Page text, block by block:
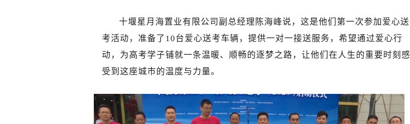
十堰星月海置业有限公司副总经理陈海峰说，这是他们第一次参加爱心送
考活动，准备了10台爱心送考车辆，提供一对一接送服务，希望通过爱心行
动，为高考学子铺就一条温暖、顺畅的逐梦之路，让他们在人生的重要时刻感
受到这座城市的温度与力量。